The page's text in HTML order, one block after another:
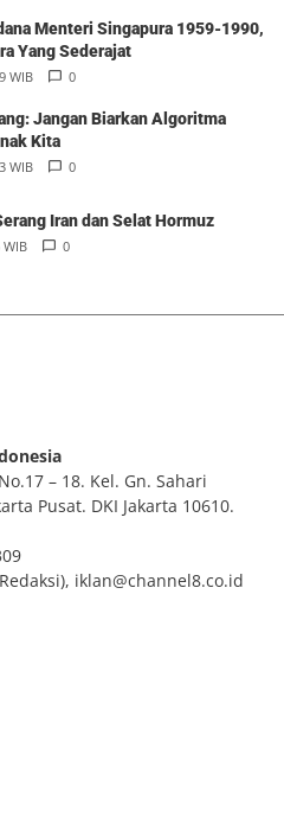
Yang Sederajat
WIB 0
Jangan Biarkan Algoritma
Kita
WIB 0
Iran dan Selat Hormuz
WIB 0
– 18. Kel. Gn. Sahari
Pusat. DKI Jakarta 10610.
iklan@channel8.co.id